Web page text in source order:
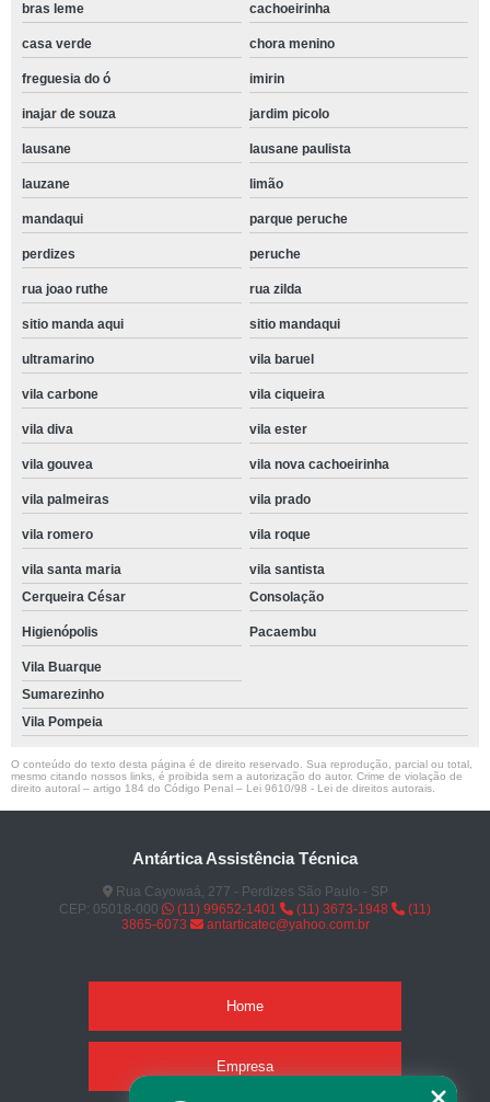
bras leme cachoeirinha
casa verde chora menino
freguesia do ó imirin
inajar de souza jardim picolo
lausane lausane paulista
lauzane limão
mandaqui parque peruche
perdizes peruche
rua joao ruthe rua zilda
sitio manda aqui sitio mandaqui
ultramarino vila baruel
vila carbone vila ciqueira
vila diva vila ester
vila gouvea vila nova cachoeirinha
vila palmeiras vila prado
vila romero vila roque
vila santa maria
vila santista
Cerqueira César
Consolação
Higienópolis Pacaembu
Vila Buarque
Sumarezinho
Vila Pompeia
O conteúdo do texto desta página é de direito reservado. Sua reprodução, parcial ou total,
mesmo citando nossos links, é proibida sem a autorização do autor. Crime de violação de
direito autoral – artigo 184 do Código Penal – Lei 9610/98 - Lei de direitos autorais
Antártica Assistência Técnica
Rua Cayowaá, 277 - Perdizes São Paulo - SP
CEP: 05018-000
(11) 99652-1401 (11) 3673-1948
(11)
3865-6073
antarticatec@yahoo.com.br
Home
Empresa